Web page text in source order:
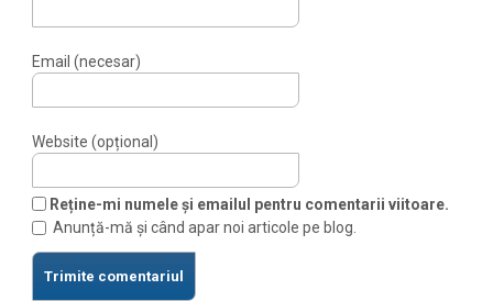
Email (necesar)
Website (opțional)
Reține-mi numele și emailul pentru comentarii viitoare.
Anunță-mă și când apar noi articole pe blog.